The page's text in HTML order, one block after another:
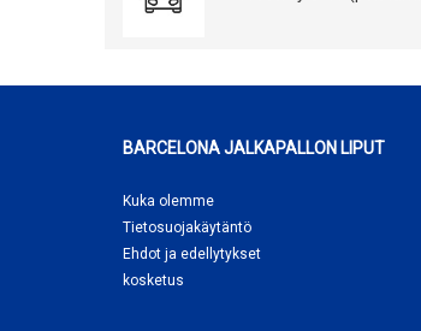
BARCELONA JALKAPALLON LIPUT
Kuka olemme
Tietosuojakäytäntö
Ehdot ja edellytykset
kosketus